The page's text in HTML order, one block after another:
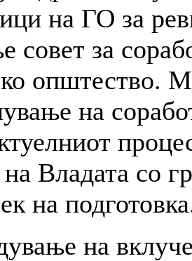
на ГО за
совет за
општество.
на
Владата со
на
на